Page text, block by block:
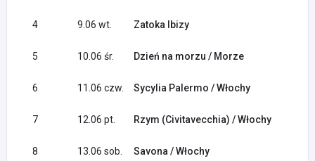
4 9.06 wt. Zatoka Ibizy
5 10.06 śr. Dzień na morzu / Morze
6 11.06 czw. Sycylia Palermo / Włochy
7 12.06 pt. Rzym (Civitavecchia) / Włochy
8 13.06 sob. Savona / Włochy